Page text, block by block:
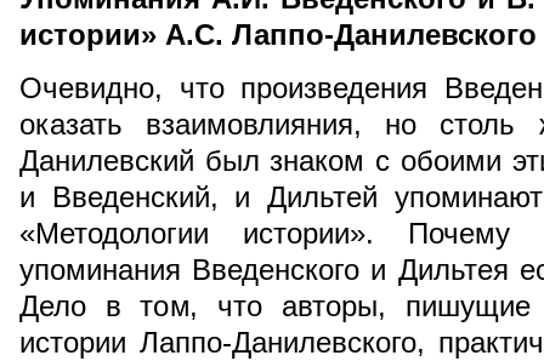
истории» А.С. Лаппо-Данилевского
Очевидно, что произведения
оказать взаимовлияния, но
Данилевский был знаком с обоими
и Введенский, и Дильтей
«Методологии истории». Почему
упоминания Введенского и Дильтея
Дело в том, что авторы, пишущие
истории Лаппо-Данилевского,